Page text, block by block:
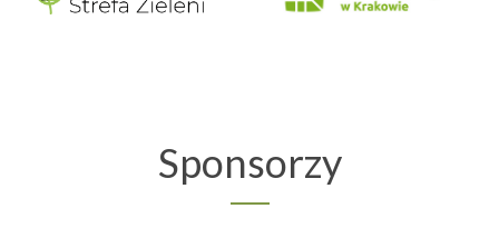
Sponsorzy